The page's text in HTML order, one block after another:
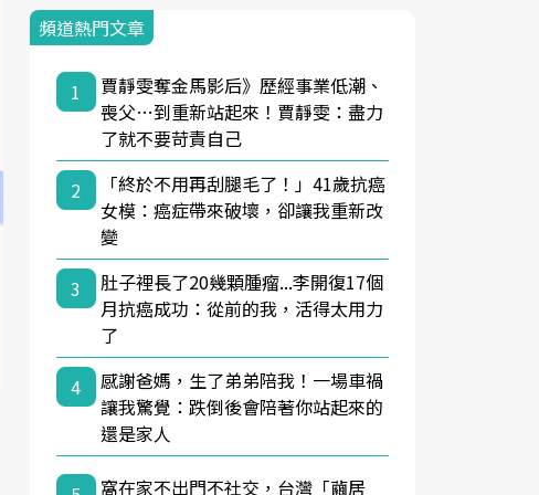
頻道熱門文章
1
賈靜雯奪金馬影后》歷經事業低潮、
喪父…到重新站起來！賈靜雯：盡力
了就不要苛責自己
2
「終於不用再刮腿毛了！」41歲抗癌
女模：癌症帶來破壞，卻讓我重新改
變
3
肚子裡長了20幾顆腫瘤...李開復17個
月抗癌成功：從前的我，活得太用力
了
4
感謝爸媽，生了弟弟陪我！一場車禍
讓我驚覺：跌倒後會陪著你站起來的
還是家人
窩在家不出門不社交，台灣「繭居